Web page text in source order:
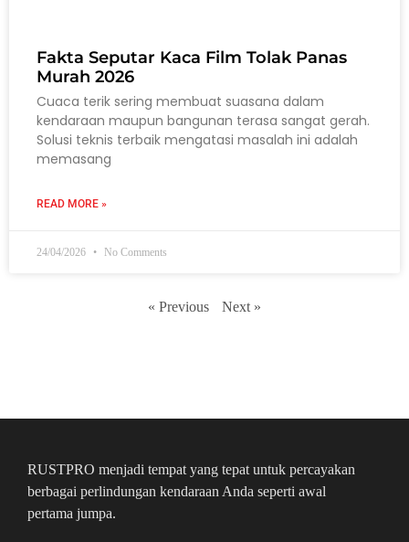
Fakta Seputar Kaca Film Tolak Panas
Murah 2026
Cuaca terik sering membuat suasana dalam
kendaraan maupun bangunan terasa sangat gerah.
Solusi teknis terbaik mengatasi masalah ini adalah
memasang
READ MORE »
24/04/2026 No Comments
« Previous Next »
RUSTPRO menjadi tempat yang tepat untuk percayakan
berbagai perlindungan kendaraan Anda seperti awal
pertama jumpa.